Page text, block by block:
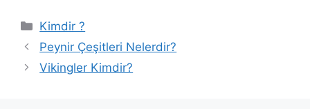
Kategoriler
Kimdir ?
Peynir Çeşitleri Nelerdir?
Vikingler Kimdir?